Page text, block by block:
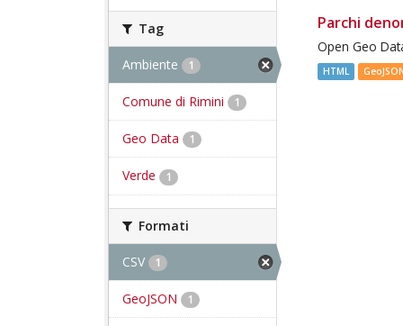
Tag
Ambiente 1
Comune di Rimini 1
Geo Data 1
Verde 1
Formati
CSV 1
GeoJSON 1
Parchi
Open Geo
HTML